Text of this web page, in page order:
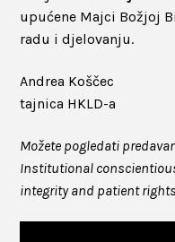
upućene Majci Božjoj
radu i djelovanju.
Andrea Koščec
tajnica HKLD-a
Možete pogledati
Institutional
integrity and patient